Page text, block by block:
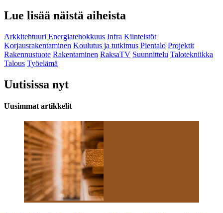
Lue lisää näistä aiheista
Arkkitehtuuri Energiatehokkuus Infra Kiinteistöt
Korjausrakentaminen Koulutus ja tutkimus Pientalo Projektit
Rakennustuote Rakentaminen RaksaTV Suunnittelu Talotekniikka
Talous Työelämä
Uutisissa nyt
Uusimmat artikkelit